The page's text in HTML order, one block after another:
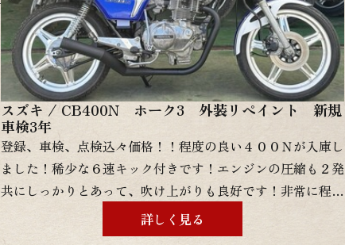
スズキ / CB400N ホーク3 外装リペイント 新規
車検3年
登録、車検、点検込々価格！！程度の良い４００Ｎが入庫し
ました！稀少な６速キック付きです！エンジンの圧縮も２発
共にしっかりとあって、吹け上がりも良好です！非常に程度
の良いエンジンです。シャーシ部品もとても綺麗に残ってい
て、外装もリペイントされて間もないので綺麗な状態です！
詳しく見る